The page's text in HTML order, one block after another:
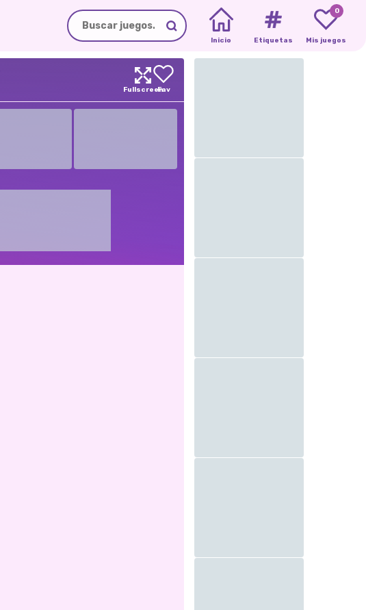
Inicio Etiquetas
0
Mis juegos